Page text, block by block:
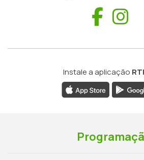
Instale a aplicação